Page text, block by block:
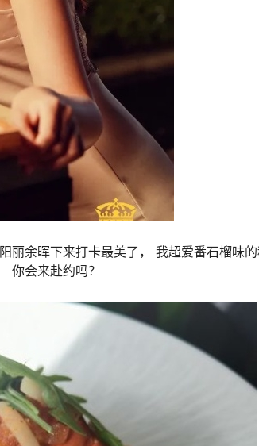
丽余晖下来打卡最美了， 我超爱番石榴味
你会来赴约吗？